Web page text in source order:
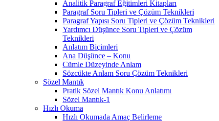
Analitik Paragraf Eğitimleri Kitapları
Paragraf Soru Tipleri ve Çözüm Teknikleri
Paragraf Yapısı Soru Tipleri ve Çözüm Teknikleri
Yardımcı Düşünce Soru Tipleri ve Çözüm
Teknikleri
Anlatım Biçimleri
Ana Düşünce – Konu
Cümle Düzeyinde Anlam
Sözcükte Anlam Soru Çözüm Teknikleri
Sözel Mantık
Pratik Sözel Mantık Konu Anlatımı
Sözel Mantık-1
Hızlı Okuma
Hızlı Okumada Amaç Belirleme